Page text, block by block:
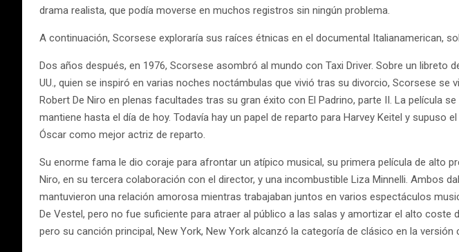
drama realista, que podía moverse en muchos registros sin ningún problema.
A continuación, Scorsese exploraría sus raíces étnicas en el documental Italianamerican,
Dos años después, en 1976, Scorsese asombró al mundo con Taxi Driver. Sobre un libreto
UU., quien se inspiró en varias noches noctámbulas que vivió tras su divorcio, Scorsese
Robert De Niro en plenas facultades tras su gran éxito con El Padrino, parte II. La película
mantiene hasta el día de hoy. Todavía hay un papel de reparto para Harvey Keitel y
Óscar como mejor actriz de reparto.
Su enorme fama le dio coraje para afrontar un atípico musical, su primera película de alto
Niro, en su tercera colaboración con el director, y una incombustible Liza Minnelli. Ambos
mantuvieron una relación amorosa mientras trabajaban juntos en varios espectáculos
De Vestel, pero no fue suficiente para atraer al público a las salas y amortizar el alto
pero su canción principal, New York, New York alcanzó la categoría de clásico en la versión